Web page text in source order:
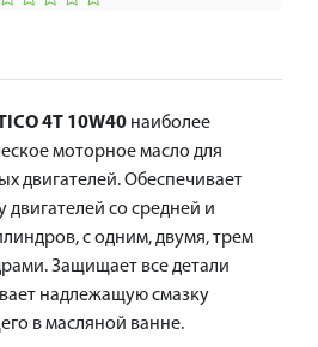
4T 10W40 наиболее
моторное масло для
двигателей. Обеспечивает
со средней и
с одним, двумя, трем
Защищает все детали
надлежащую смазку
в масляной ванне.